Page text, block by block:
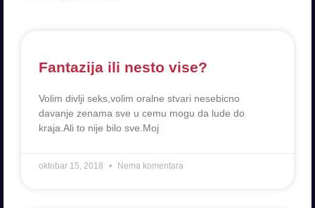
Fantazija ili nesto vise?
Volim divlji seks,volim oralne stvari nesebicno
davanje zenama sve u cemu mogu da lude do
kraja.Ali to nije bilo sve.Moj
oktobar 15, 2018 Nema komentara